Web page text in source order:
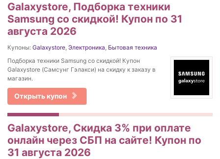
Galaxystore, Подборка техники
Samsung со скидкой! Купон по 31
августа 2026
Купоны: Galaxystore, Электроника, Бытовая техника
Подборка техники Samsung со скидкой! Купон
Galaxystore (Самсунг Гэлакси) на скидку к заказу в
магазин.
Открыть купон
Galaxystore, Скидка 3% при оплате
онлайн через СБП на сайте! Купон по
31 августа 2026